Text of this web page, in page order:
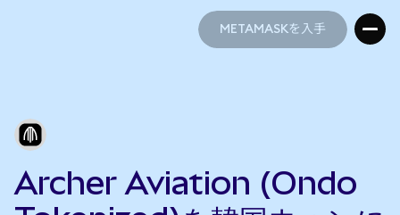
METAMASKを入手
Archer Aviation (Ondo